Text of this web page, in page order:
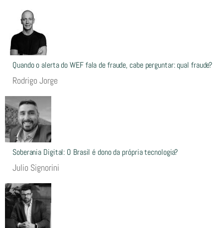
Quando o alerta do WEF fala de fraude, cabe perguntar: qual fraude?
Rodrigo Jorge
Soberania Digital: O Brasil é dono da própria tecnologia?
Julio Signorini